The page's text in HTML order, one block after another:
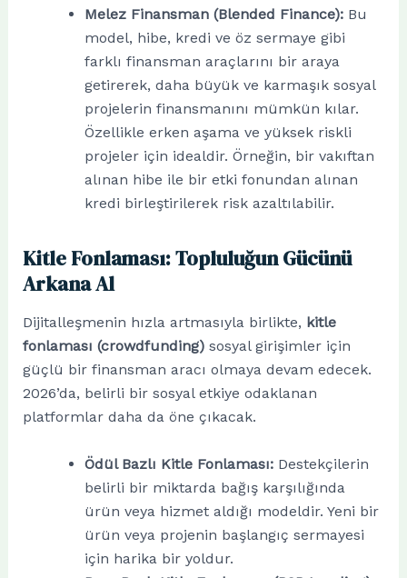
Melez Finansman (Blended Finance):Bu
model, hibe, kredi ve öz sermaye gibi
farklı finansman araçlarını bir araya
getirerek, daha büyük ve karmaşık sosyal
projelerin finansmanını mümkün kılar.
Özellikle erken aşama ve yüksek riskli
projeler için idealdir. Örneğin, bir vakıftan
alınan hibe ile bir etki fonundan alınan
kredi birleştirilerek risk azaltılabilir.
Kitle Fonlaması: Topluluğun Gücünü
Arkana Al
Dijitalleşmenin hızla artmasıyla birlikte, kitle
fonlaması (crowdfunding)sosyal girişimler için
güçlü bir finansman aracı olmaya devam edecek.
2026’da, belirli bir sosyal etkiye odaklanan
platformlar daha da öne çıkacak.
Ödül Bazlı Kitle Fonlaması:Destekçilerin
belirli bir miktarda bağış karşılığında
ürün veya hizmet aldığı modeldir. Yeni bir
ürün veya projenin başlangıç sermayesi
için harika bir yoldur.